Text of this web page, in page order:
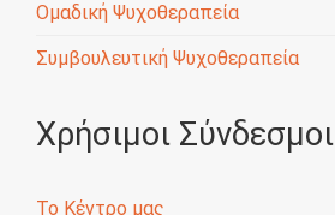
Ομαδική Ψυχοθεραπεία
Συμβουλευτική Ψυχοθεραπεία
Χρήσιμοι Σύνδεσμοι
Το Κέντρο μας